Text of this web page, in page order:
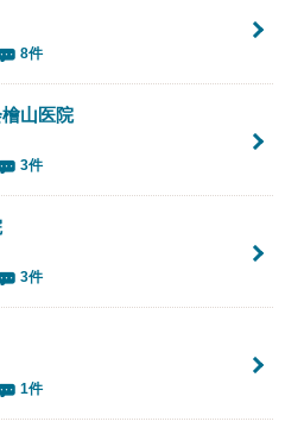
8件
檜山医院
3件
3件
1件